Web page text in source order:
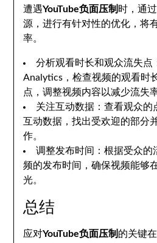
遭遇YouTube负面压制 时，通
源，进行有针对性的优化，将
率。
分析观看时长和观众流失点
Analytics，检查视频的观看时
点，调整视频内容以减少流失率
关注互动数据：查看观众的
互动数据，找出受欢迎的部分
作。
调整发布时间：根据受众的
频的发布时间，确保视频能够
光。
总结
应对YouTube负面压制 的关键